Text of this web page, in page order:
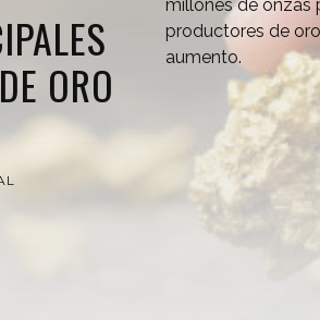
ORO
millones de onzas
productores de
aumento.